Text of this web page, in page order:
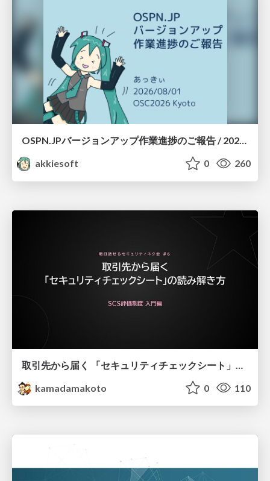
OSPN.JPバージョンアップ作業進捗のご報告 / 20260801-osc26kyoto
akkiesoft
0 260
kamadamakoto
0 110